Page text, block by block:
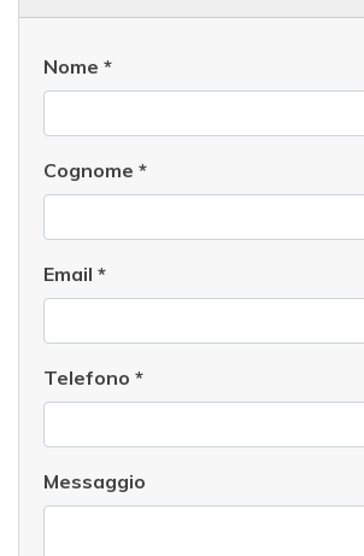
Nome *
Cognome *
Email *
Telefono *
Messaggio